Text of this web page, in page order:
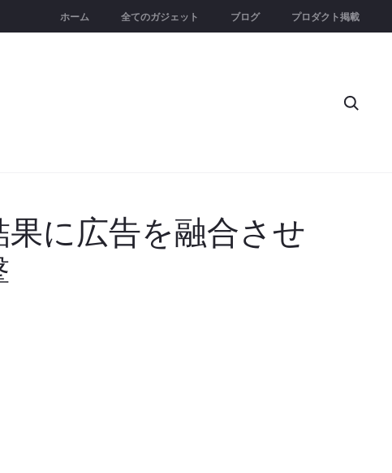
ホーム 全てのガジェット ブログ プロダクト掲載
に広告を融合させ